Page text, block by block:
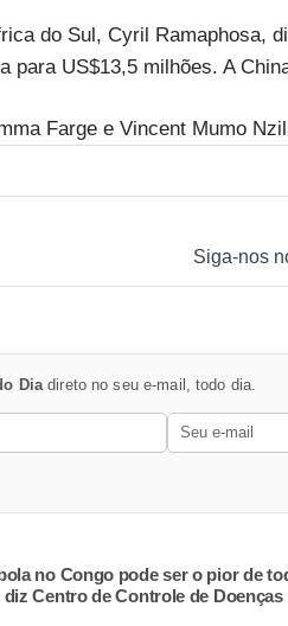
do Sul, Cyril Ramaphosa,
para US$13,5 milhões. A
Farge e Vincent Mumo
Siga-nos
Dia direto no seu e-mail, todo dia.
no Congo pode ser o pior de
Centro de Controle de Doenças